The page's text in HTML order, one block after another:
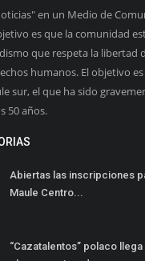
en un Medio de
es que la comunidad
que respeta la libertad
humanos. El objetivo
sur, el que ha sido
50 años.
Abiertas las inscripciones
Maule Centro...
“Cazatalentos” polaco